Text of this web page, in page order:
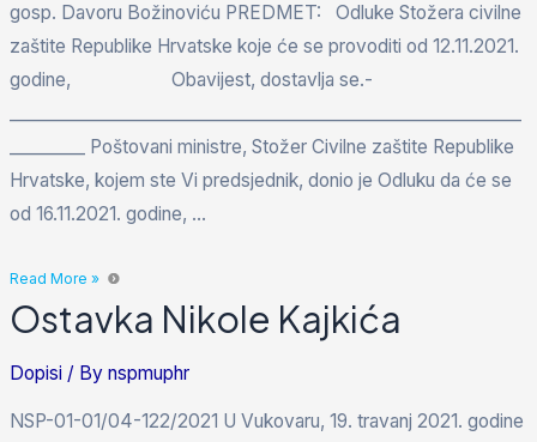
gosp. Davoru Božinoviću PREDMET: Odluke Stožera civilne
zaštite Republike Hrvatske koje će se provoditi od 12.11.2021.
godine, Obavijest, dostavlja se.-
_________ Poštovani ministre, Stožer Civilne zaštite Republike
Hrvatske, kojem ste Vi predsjednik, donio je Odluku da će se
od 16.11.2021. godine, …
Read More »
Ostavka Nikole Kajkića
Dopisi / Bynspmuphr
NSP-01-01/04-122/2021 U Vukovaru, 19. travanj 2021. godine